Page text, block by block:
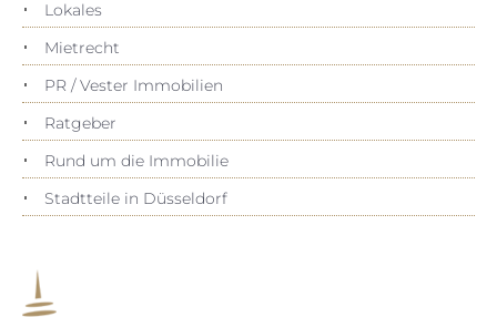
Lokales
Mietrecht
PR / Vester Immobilien
Ratgeber
Rund um die Immobilie
Stadtteile in Düsseldorf